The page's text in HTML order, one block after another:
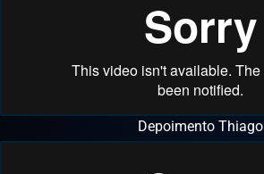
Depoimento Thiago